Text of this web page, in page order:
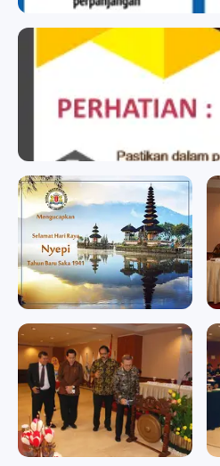
BADAN SERTIFIKASI KADIN
BADAN SERTIFIKASI KADIN
badan sertifikasi kadin
badan sertifikasi kadin
Memperingati Hari Raya
Nyepi Tahun Baru Saka
1941
Memperingati Hari Raya
Nyepi Tahun Baru Saka 1941